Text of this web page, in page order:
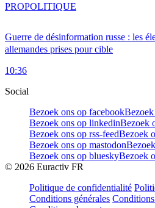
Guerre de désinformation russe : les
allemandes prises pour cible
10:36
PROPOLITIQUE
Social
Bezoek ons op facebook
Bezoek ons op linkedinBezoek
Bezoek ons op rss-feedBezoek
Bezoek ons op mastodon
Bezoek ons op blueskyBezoek
© 2026 Euractiv FR
Politique de confidentialité
Conditions générales